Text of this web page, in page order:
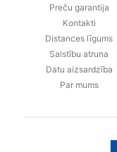
Preču garantija
Kontakti
Distances līgums
Saistību atruna
Datu aizsardzība
Par mums